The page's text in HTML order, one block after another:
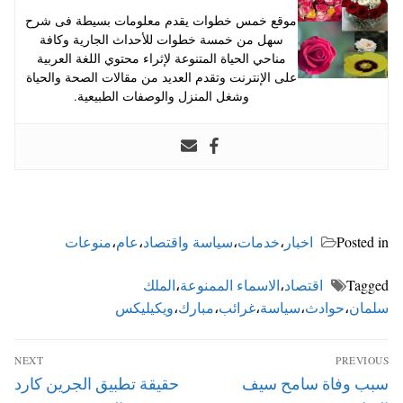
موقع خمس خطوات يقدم معلومات بسيطة فى شرح
سهل من خمسة خطوات للأحداث الجارية وكافة
مناحي الحياة المتنوعة لإثراء محتوي اللغة العربية
على الإنترنت وتقدم العديد من مقالات الصحة والحياة
وشغل المنزل والوصفات الطبيعية.
Posted in اخبار ،خدمات،سياسة واقتصاد،عام،منوعات
Tagged اقتصاد،الاسماء الممنوعة،الملك
سلمان،حوادث،سياسة،غرائب،مبارك،ويكيليكس
تصفّح
المقالات
PREVIOUS
Previous
سبب وفاة سامح سيف
NEXT
Next
حقيقة تطبيق الجرين كارد